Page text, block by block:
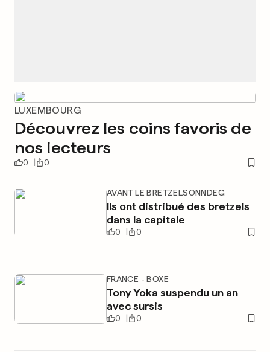
LUXEMBOURG
Découvrez les coins favoris de
nos lecteurs
0 0
AVANT LE BRETZELSONNDEG
Ils ont distribué des bretzels
dans la capitale
0 0
FRANCE - BOXE
Tony Yoka suspendu un an
avec sursis
0 0